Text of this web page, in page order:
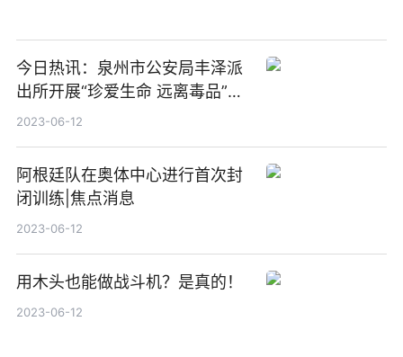
今日热讯：泉州市公安局丰泽派
出所开展“珍爱生命 远离毒品”禁
毒宣传
2023-06-12
阿根廷队在奥体中心进行首次封
闭训练|焦点消息
2023-06-12
用木头也能做战斗机？是真的！
2023-06-12